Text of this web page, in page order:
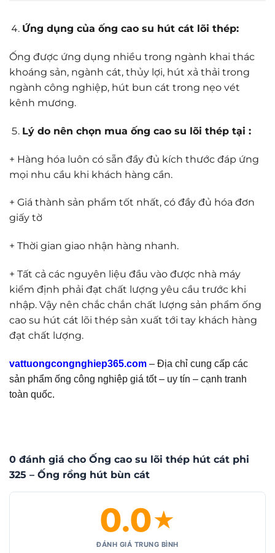
Ứng dụng của ống cao su hút cát lõi thép:
Ống được ứng dụng nhiều trong ngành khai thác
khoáng sản, ngành cát, thủy lợi, hút xả thải trong
ngành công nghiệp, hút bun cát trong nẹo vét
kênh mương.
Lý do nên chọn mua ống cao su lõi thép tại :
+ Hàng hóa luôn có sẵn đầy đủ kích thước đáp ứng
mọi nhu cầu khi khách hàng cần.
+ Giá thành sản phẩm tốt nhất, có đầy đủ hóa đơn
giấy tờ
+ Thời gian giao nhận hàng nhanh.
+ Tất cả các nguyên liệu đầu vào được nhà máy
kiểm định phải đạt chất lượng yêu cầu trước khi
nhập. Vậy nên chắc chắn chất lượng sản phẩm ống
cao su hút cát lõi thép sản xuất tới tay khách hàng
đạt chất lượng.
vattuongcongnghiep365.com – Địa chỉ cung cấp các
sản phẩm ống công nghiệp giá tốt – uy tín – cạnh tranh
toàn quốc.
0 đánh giá cho Ống cao su lõi thép hút cát phi
325 – Ống rồng hút bùn cát
0.0★
ĐÁNH GIÁ TRUNG BÌNH